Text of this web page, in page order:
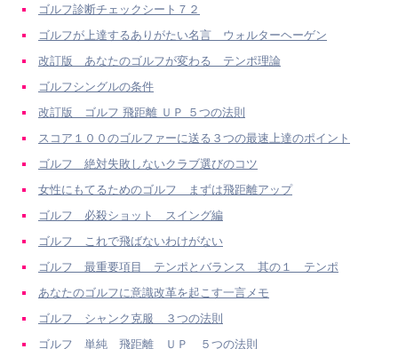
ゴルフ診断チェックシート７２
ゴルフが上達するありがたい名言 ウォルターヘーゲン
改訂版 あなたのゴルフが変わる テンポ理論
ゴルフシングルの条件
改訂版 ゴルフ 飛距離 ＵＰ ５つの法則
スコア１００のゴルファーに送る３つの最速上達のポイント
ゴルフ 絶対失敗しないクラブ選びのコツ
女性にもてるためのゴルフ まずは飛距離アップ
ゴルフ 必殺ショット スイング編
ゴルフ これで飛ばないわけがない
ゴルフ 最重要項目 テンポとバランス 其の１ テンポ
あなたのゴルフに意識改革を起こす一言メモ
ゴルフ シャンク克服 ３つの法則
ゴルフ 単純 飛距離 ＵＰ ５つの法則